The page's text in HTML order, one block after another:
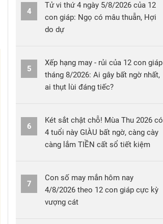
4
Tử vi thứ 4 ngày 5/8/2026 của 12
con giáp: Ngọ có mâu thuẫn, Hợi
do dự
5
Xếp hạng may - rủi của 12 con giáp
tháng 8/2026: Ai gây bất ngờ nhất,
ai thụt lùi đáng tiếc?
6
Két sắt chật chỗ! Mùa Thu 2026 có
4 tuổi này GIÀU bất ngờ, càng cày
càng lắm TIỀN cất sổ tiết kiệm
7
Con số may mắn hôm nay
4/8/2026 theo 12 con giáp cực kỳ
vượng cát